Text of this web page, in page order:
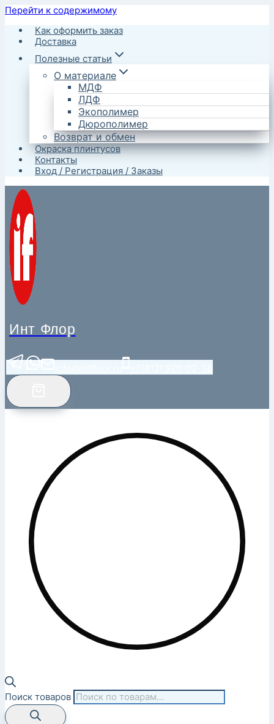
Перейти к содержимому
Как оформить заказ
Доставка
Полезные статьи
О материале
МДФ
ЛДФ
Экополимер
Дюрополимер
Возврат и обмен
Окраска плинтусов
Контакты
Вход / Регистрация / Заказы
Инт Флор
Поиск товаров